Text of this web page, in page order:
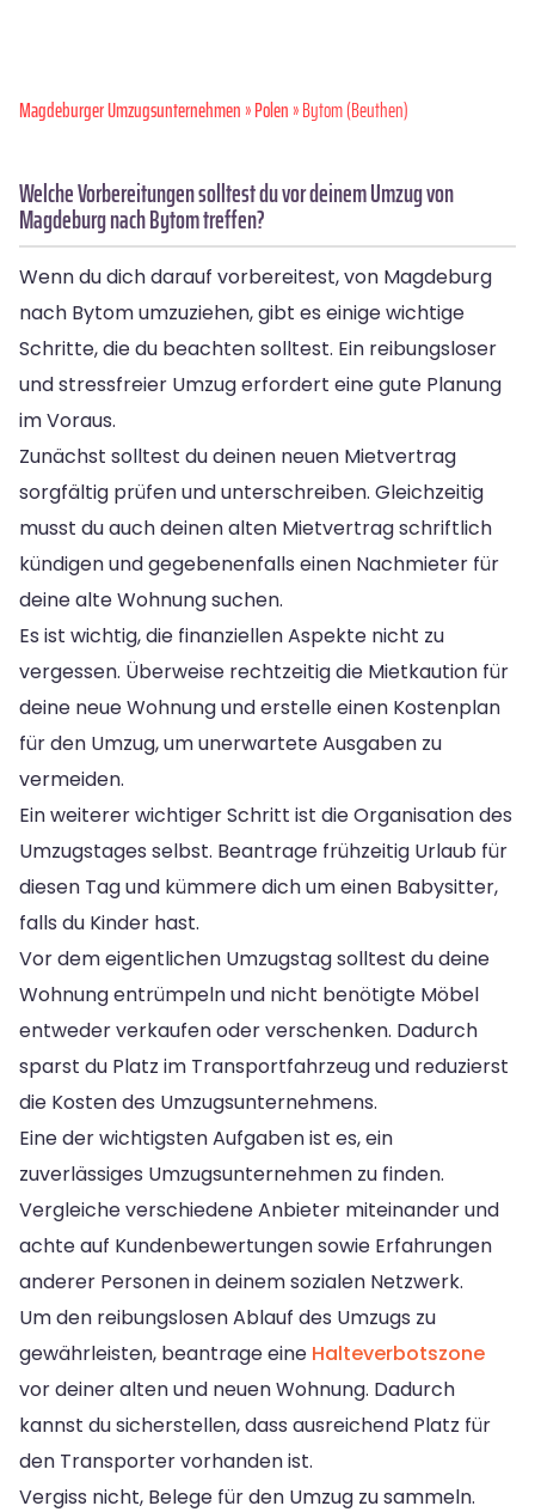
Magdeburger Umzugsunternehmen»Polen» Bytom (Beuthen)
Welche Vorbereitungen solltest du vor deinem Umzug von
Magdeburg nach Bytom treffen?
Wenn du dich darauf vorbereitest, von Magdeburg
nach Bytom umzuziehen, gibt es einige wichtige
Schritte, die du beachten solltest. Ein reibungsloser
und stressfreier Umzug erfordert eine gute Planung
im Voraus.
Zunächst solltest du deinen neuen Mietvertrag
sorgfältig prüfen und unterschreiben. Gleichzeitig
musst du auch deinen alten Mietvertrag schriftlich
kündigen und gegebenenfalls einen Nachmieter für
deine alte Wohnung suchen.
Es ist wichtig, die finanziellen Aspekte nicht zu
vergessen. Überweise rechtzeitig die Mietkaution für
deine neue Wohnung und erstelle einen Kostenplan
für den Umzug, um unerwartete Ausgaben zu
vermeiden.
Ein weiterer wichtiger Schritt ist die Organisation des
Umzugstages selbst. Beantrage frühzeitig Urlaub für
diesen Tag und kümmere dich um einen Babysitter,
falls du Kinder hast.
Vor dem eigentlichen Umzugstag solltest du deine
Wohnung entrümpeln und nicht benötigte Möbel
entweder verkaufen oder verschenken. Dadurch
sparst du Platz im Transportfahrzeug und reduzierst
die Kosten des Umzugsunternehmens.
Eine der wichtigsten Aufgaben ist es, ein
zuverlässiges Umzugsunternehmen zu finden.
Vergleiche verschiedene Anbieter miteinander und
achte auf Kundenbewertungen sowie Erfahrungen
anderer Personen in deinem sozialen Netzwerk.
Um den reibungslosen Ablauf des Umzugs zu
gewährleisten, beantrage eine Halteverbotszone
vor deiner alten und neuen Wohnung. Dadurch
kannst du sicherstellen, dass ausreichend Platz für
den Transporter vorhanden ist.
Vergiss nicht, Belege für den Umzug zu sammeln.